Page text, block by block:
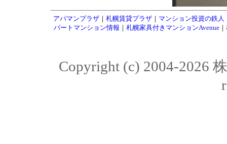
アパマンプラザ ｜ 札幌賃貸プラザ ｜ マンション投資の鉄人
パートマンション情報 ｜ 札幌家具付きマンションAvenue｜
Copyright (c) 2004-2026